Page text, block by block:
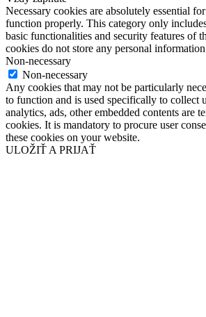
Necessary cookies are absolutely essential
function properly. This category only
basic functionalities and security features of
cookies do not store any personal
Non-necessary
Non-necessary
Any cookies that may not be particularly
to function and is used specifically to collect
analytics, ads, other embedded contents are
cookies. It is mandatory to procure user
these cookies on your website.
ULOŽIŤ A PRIJAŤ